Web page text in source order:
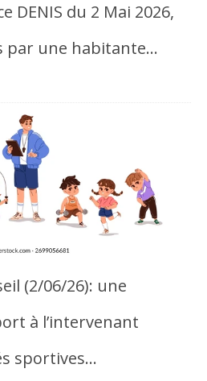
DENIS du 2 Mai 2026,
par une habitante…
(2/06/26): une
à l’intervenant
sportives…